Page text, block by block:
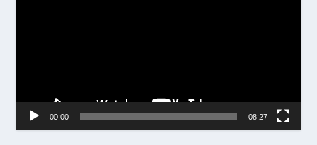
00:00 08:27